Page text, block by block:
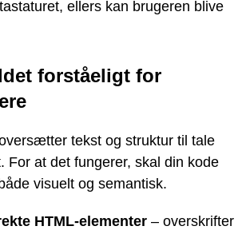
ellers kan brugeren blive
forståeligt for
tekst og struktur til tale
For at det fungerer, skal din kode
visuelt og semantisk.
HTML-elementer – overskrifter